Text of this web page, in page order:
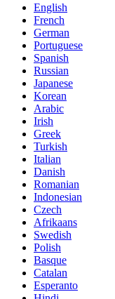
English
French
German
Portuguese
Spanish
Russian
Japanese
Korean
Arabic
Irish
Greek
Turkish
Italian
Danish
Romanian
Indonesian
Czech
Afrikaans
Swedish
Polish
Basque
Catalan
Esperanto